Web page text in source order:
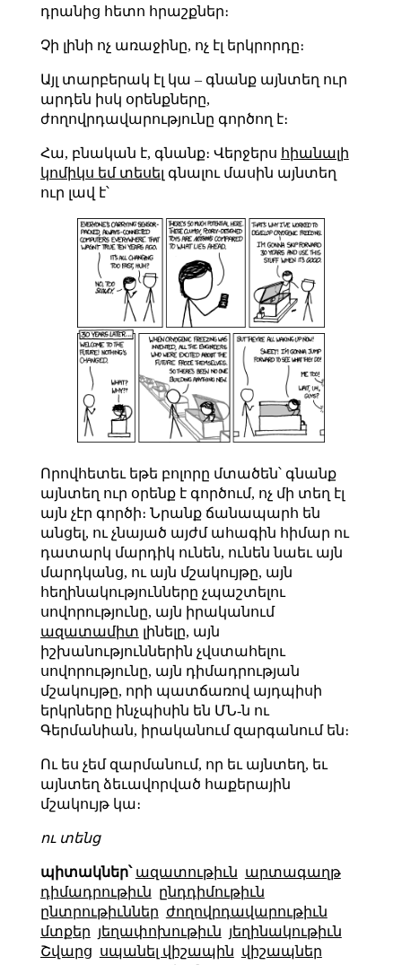
դրանից հետո հրաշքներ։
Չի լինի ոչ առաջինը, ոչ էլ երկրորդը։
Այլ տարբերակ էլ կա – գնանք այնտեղ ուր
արդեն իսկ օրենքները,
ժողովրդավարությունը գործող է։
Հա, բնական է, գնանք։ Վերջերս հիանալի
կոմիկս եմ տեսել գնալու մասին այնտեղ
ուր լավ է՝
Որովհետեւ եթե բոլորը մտածեն՝ գնանք
այնտեղ ուր օրենք է գործում, ոչ մի տեղ էլ
այն չէր գործի։ Նրանք ճանապարհ են
անցել, ու չնայած այժմ ահագին հիմար ու
դատարկ մարդիկ ունեն, ունեն նաեւ այն
մարդկանց, ու այն մշակույթը, այն
հեղինակությունները չպաշտելու
սովորությունը, այն իրականում
ազատամիտ լինելը, այն
իշխանություններին չվստահելու
սովորությունը, այն դիմադրության
մշակույթը, որի պատճառով այդպիսի
երկրները ինչպիսին են ՄՆ-ն ու
Գերմանիան, իրականում զարգանում են։
Ու ես չեմ զարմանում, որ եւ այնտեղ, եւ
այնտեղ ձեւավորված հաքերային
մշակույթ կա։
ու տենց
պիտակներ՝ ազատութիւն արտագաղթ
դիմադրութիւն ընդդիմութիւն
ընտրութիւններ ժողովրդավարութիւն
մտքեր յեղափոխութիւն յեղինակութիւն
Շվարց սպանել վիշապին վիշապներ